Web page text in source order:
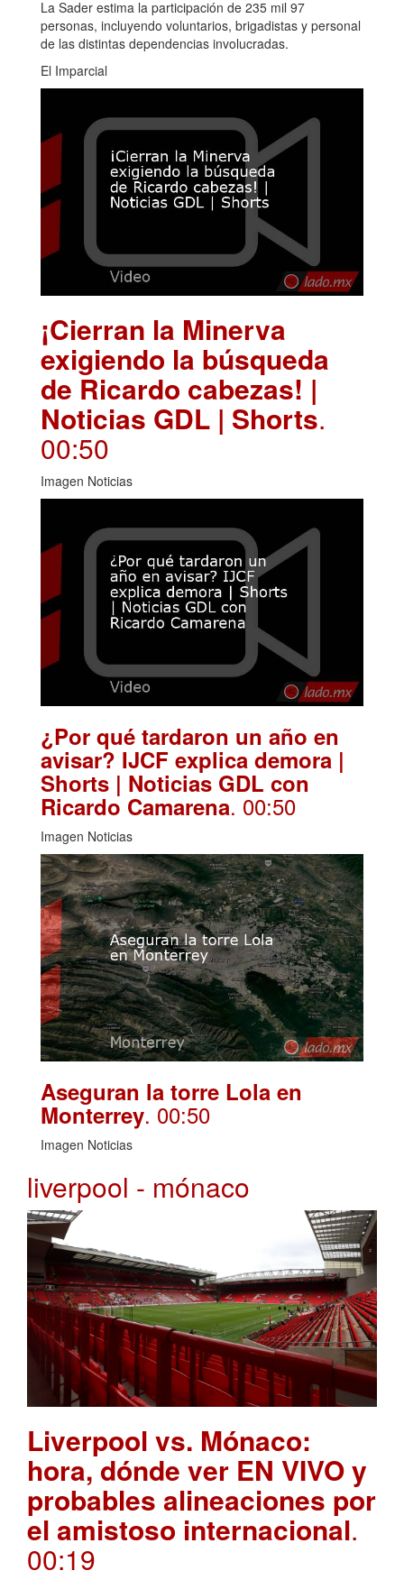
La Sader estima la participación de 235 mil 97
personas, incluyendo voluntarios, brigadistas y personal
de las distintas dependencias involucradas.
El Imparcial
¡Cierran la Minerva
exigiendo la búsqueda
de Ricardo cabezas! |
Noticias GDL | Shorts.
00:50
Imagen Noticias
¿Por qué tardaron un año en
avisar? IJCF explica demora |
Shorts | Noticias GDL con
Ricardo Camarena. 00:50
Imagen Noticias
Aseguran la torre Lola en
Monterrey. 00:50
Imagen Noticias
liverpool - mónaco
Liverpool vs. Mónaco:
hora, dónde ver EN VIVO y
probables alineaciones por
el amistoso internacional.
00:19